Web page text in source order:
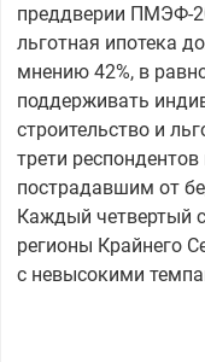
преддверии ПМЭФ-
льготная ипотека
мнению 42%, в
поддерживать
строительство и
трети
пострадавшим от
Каждый четвертый
регионы Крайнего
с невысокими